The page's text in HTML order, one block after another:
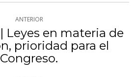
ANTERIOR
Publicación
anterior:
Leyes en materia de
prioridad para el
Congreso.